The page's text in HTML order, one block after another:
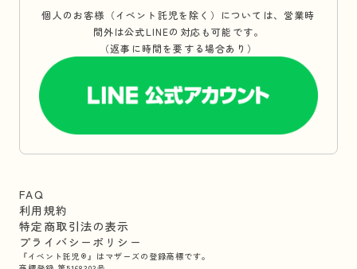
個人のお客様（イベント託児を除く）については、営業時
間外は公式LINEの対応も可能です。
（返事に時間を要する場合あり）
FAQ
利用規約
特定商取引法の表示
プライバシーポリシー
『イベント託児®』はマザーズの登録商標です。